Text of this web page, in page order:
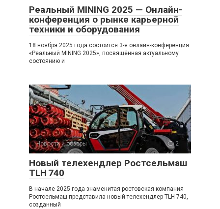
Реальный MINING 2025 — Онлайн-
конференция о рынке карьерной
техники и оборудования
18 ноября 2025 года состоится 3-я онлайн-конференция
«Реальный MINING 2025», посвящённая актуальному
состоянию и
Новости и обзоры 2
Новый телехендлер Ростсельмаш
TLH 740
В начале 2025 года знаменитая ростовская компания
Ростсельмаш представила новый телехендлер TLH 740,
созданный